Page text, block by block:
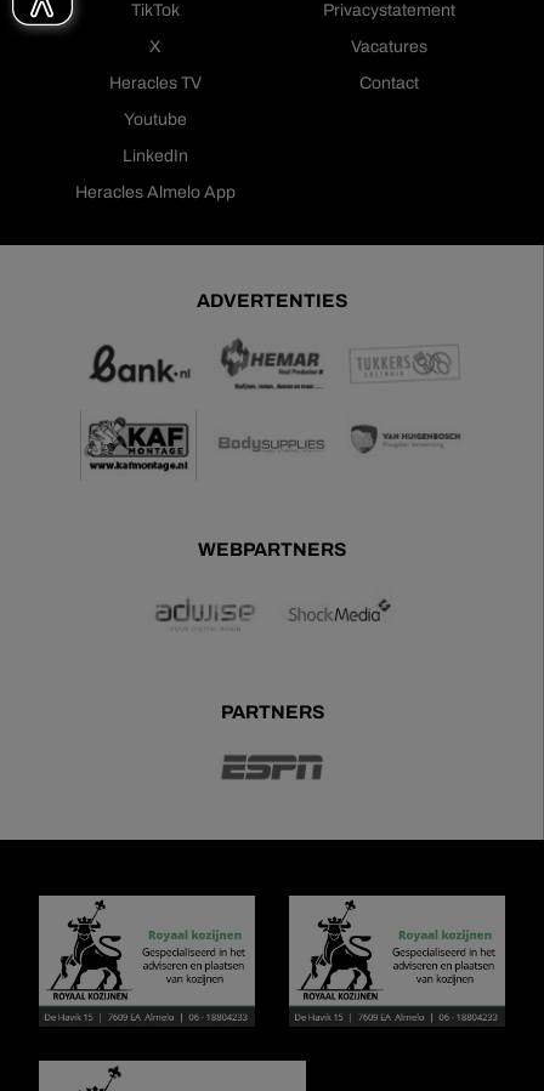
TikTok
X
Heracles TV
Youtube
LinkedIn
Heracles Almelo App
Privacystatement
Vacatures
Contact
ADVERTENTIES
WEBPARTNERS
PARTNERS